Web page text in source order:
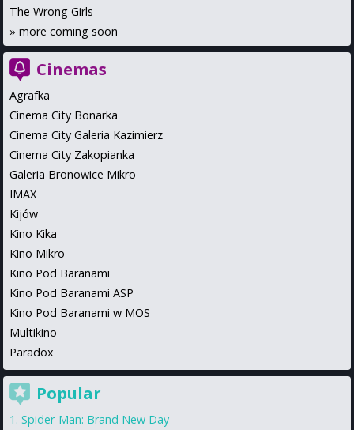
The Wrong Girls
» more coming soon
Cinemas
Agrafka
Cinema City Bonarka
Cinema City Galeria Kazimierz
Cinema City Zakopianka
Galeria Bronowice Mikro
IMAX
Kijów
Kino Kika
Kino Mikro
Kino Pod Baranami
Kino Pod Baranami ASP
Kino Pod Baranami w MOS
Multikino
Paradox
Popular
Spider-Man: Brand New Day